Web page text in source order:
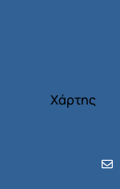
Χάρτης